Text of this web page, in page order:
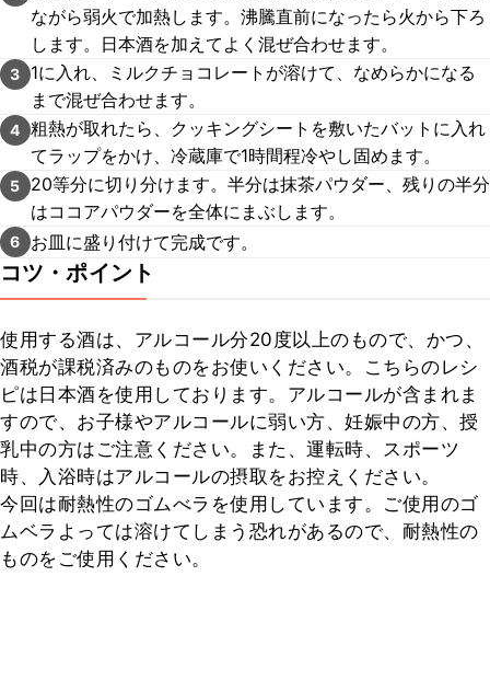
ながら弱火で加熱します。沸騰直前になったら火から下ろ
します。日本酒を加えてよく混ぜ合わせます。
3
1に入れ、ミルクチョコレートが溶けて、なめらかになる
まで混ぜ合わせます。
4 粗熱が取れたら、クッキングシートを敷いたバットに入れ
てラップをかけ、冷蔵庫で1時間程冷やし固めます。
5
20等分に切り分けます。半分は抹茶パウダー、残りの半分
はココアパウダーを全体にまぶします。
6 お皿に盛り付けて完成です。
コツ・ポイント
使用する酒は、アルコール分20度以上のもので、かつ、
酒税が課税済みのものをお使いください。こちらのレシ
ピは日本酒を使用しております。アルコールが含まれま
すので、お子様やアルコールに弱い方、妊娠中の方、授
乳中の方はご注意ください。また、運転時、スポーツ
時、入浴時はアルコールの摂取をお控えください。
今回は耐熱性のゴムべラを使用しています。ご使用のゴ
ムベラよっては溶けてしまう恐れがあるので、耐熱性の
ものをご使用ください。